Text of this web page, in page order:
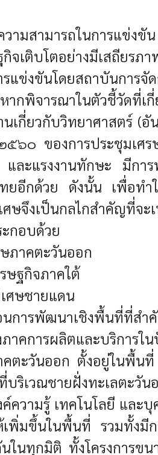
วามสามารถในการแข่
เติบโตอย่างมีเสถียร
รแข่งขันโดยสถาบันการ
จารณาในตัวชี้วัดที่เกี่
เกี่ยวกับวิทยาศาสตร์ (
๐ ของการประชุมเศร
ละแรงงานทักษะ มีกา
ยอีกด้วย ดังนั้น เพื่อทำ
ษจึงเป็นกลไกสำคัญที่จ
กอบด้วย
ภาคตะวันออก
ษฐกิจภาคใต้
ศษชายแดน
นการพัฒนาเชิงพื้นที่ที่ส
ภาคการผลิตและบริกา
ะวันออก ตั้งอยู่ในพื้นที่
บริเวณชายฝั่งทะเลตะ
ความรู้ เทคโนโลยี แล
พิ่มขึ้นในพื้นที่ รวมทั้งมี
ในทุกมิติ ทั้งโครงการ